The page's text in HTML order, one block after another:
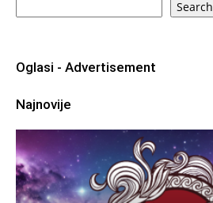
Search
Oglasi - Advertisement
Najnovije